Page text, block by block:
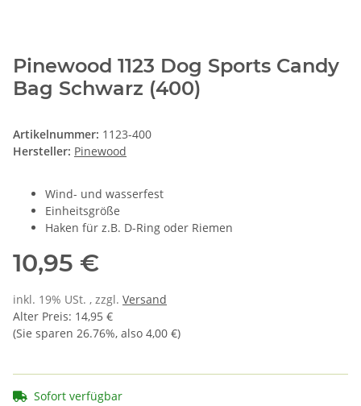
Pinewood 1123 Dog Sports Candy
Bag Schwarz (400)
Artikelnummer: 1123-400
Hersteller: Pinewood
Wind- und wasserfest
Einheitsgröße
Haken für z.B. D-Ring oder Riemen
10,95 €
inkl. 19% USt. , zzgl. Versand
Alter Preis: 14,95 €
(Sie sparen 26.76%, also 4,00 €)
Sofort verfügbar